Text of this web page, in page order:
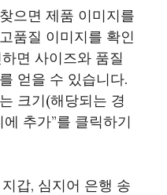
으면 제품 이미지를
품질 이미지를 확인
면 사이즈와 품질
얻을 수 있습니다.
크기(해당되는 경
추가”를 클릭하기
갑, 심지어 은행 송